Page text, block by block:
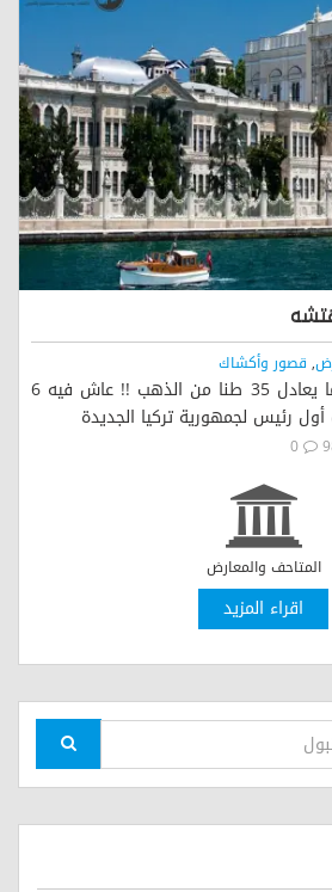
, قصور وأكشاك
قصر بلغت تكلفة بنائه ما يعادل 35 طنا من الذهب !! عاش فيه 6
رئيس لجمهورية تركيا الجديدة
المتاحف والمعارض
اقراء المزيد